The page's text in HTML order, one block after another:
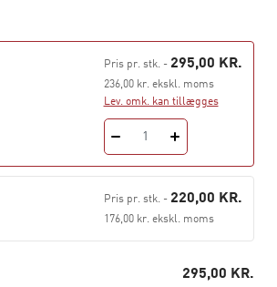
forslag til udførelse i praksis, fx
arbejdsdokumenter og
complianceundersøgelser. Bogen
gennemgang af finanstilsynets rolle og
er praksisorienteret og
løbende for at understøtte den
Pris pr. stk.- 295,00 KR.
236,00 kr. ekskl. moms
Lev. omk. kan tillægges
1
Pris pr. stk.- 220,00 KR.
176,00 kr. ekskl. moms
295,00 KR.